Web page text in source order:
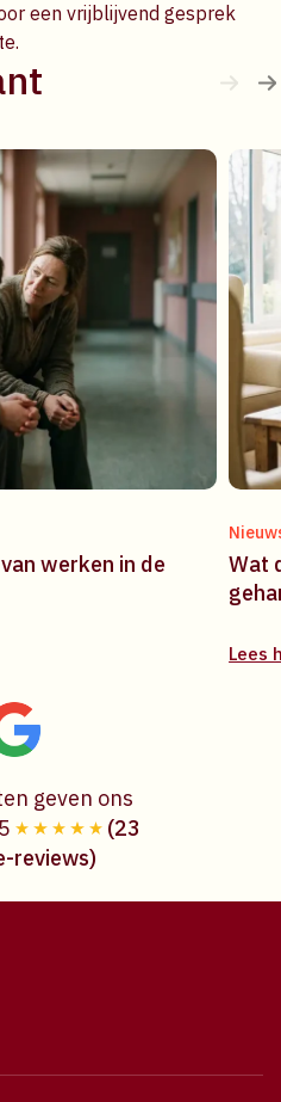
een vrijblijvend gesprek
werken in de
Wat
Lees
geven ons
(23
reviews)